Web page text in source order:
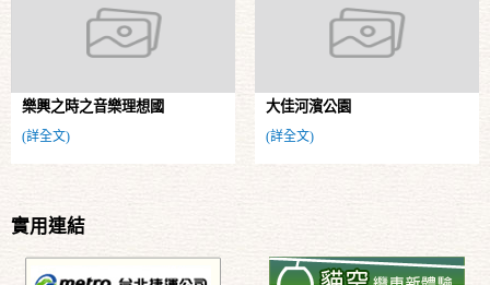
樂興之時之音樂理想國
(詳全文)
大佳河濱公園
(詳全文)
實用連結